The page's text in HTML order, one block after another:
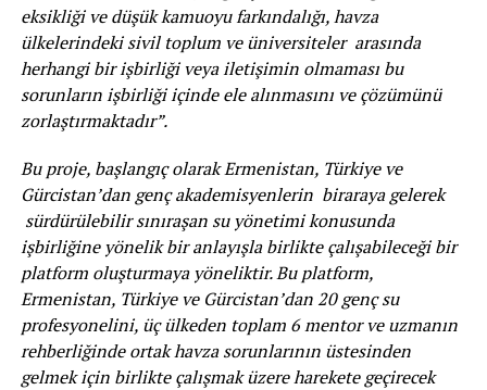
eksikliği ve düşük kamuoyu farkındalığı, havza
ülkelerindeki sivil toplum ve üniversiteler arasında
herhangi bir işbirliği veya iletişimin olmaması bu
sorunların işbirliği içinde ele alınmasını ve çözümünü
zorlaştırmaktadır”.
Bu proje, başlangıç olarak Ermenistan, Türkiye ve
Gürcistan’dan genç akademisyenlerin biraraya gelerek
sürdürülebilir sınıraşan su yönetimi konusunda
işbirliğine yönelik bir anlayışla birlikte çalışabileceği bir
platform oluşturmaya yöneliktir. Bu platform,
Ermenistan, Türkiye ve Gürcistan’dan 20 genç su
profesyonelini, üç ülkeden toplam 6 mentor ve uzmanın
rehberliğinde ortak havza sorunlarının üstesinden
gelmek için birlikte çalışmak üzere harekete geçirecek